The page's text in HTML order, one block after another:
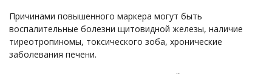
Причинами повышенного маркера могут быть
воспалительные болезни щитовидной железы, наличие
тиреотропиномы, токсического зоба, хронические
заболевания печени.